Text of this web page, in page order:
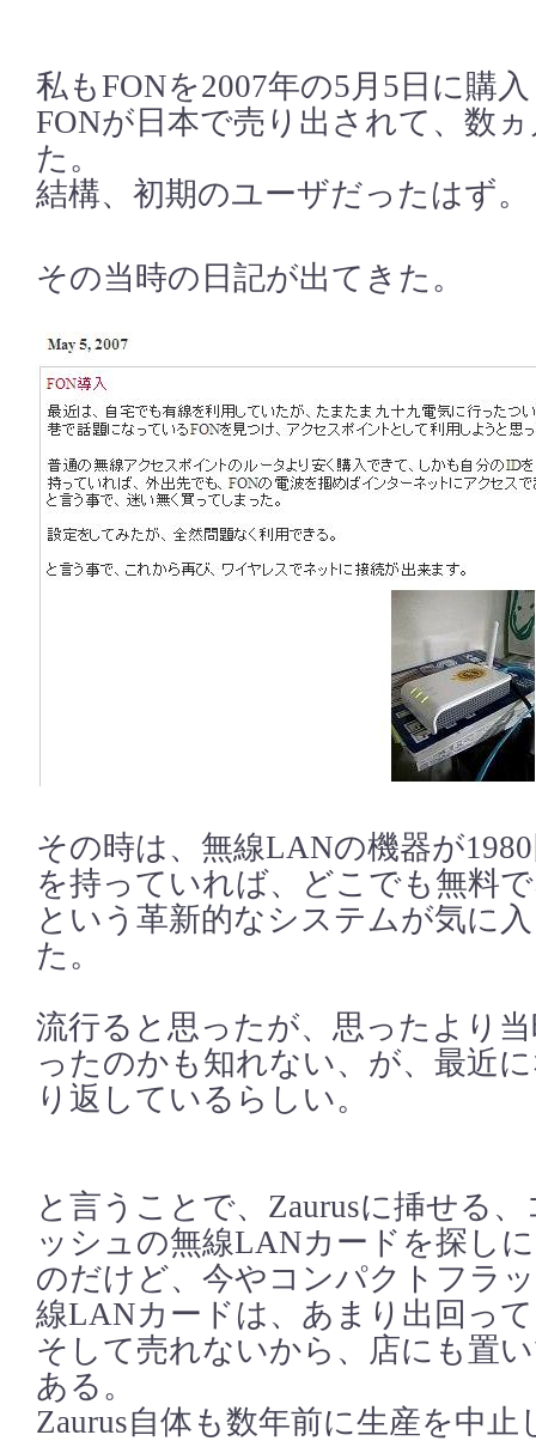
私もFONを2007年の5月5日に購
FONが日本で売り出されて、数
た。
結構、初期のユーザだったはず。
その当時の日記が出てきた。
その時は、無線LANの機器が
を持っていれば、どこでも無料
という革新的なシステムが気に
た。
流行ると思ったが、思ったより
ったのかも知れない、が、最近
り返しているらしい。
と言うことで、Zaurusに挿せる
ッシュの無線LANカードを探し
のだけど、今やコンパクトフラ
線LANカードは、あまり出回っ
そして売れないから、店にも置
ある。
Zaurus自体も数年前に生産を中